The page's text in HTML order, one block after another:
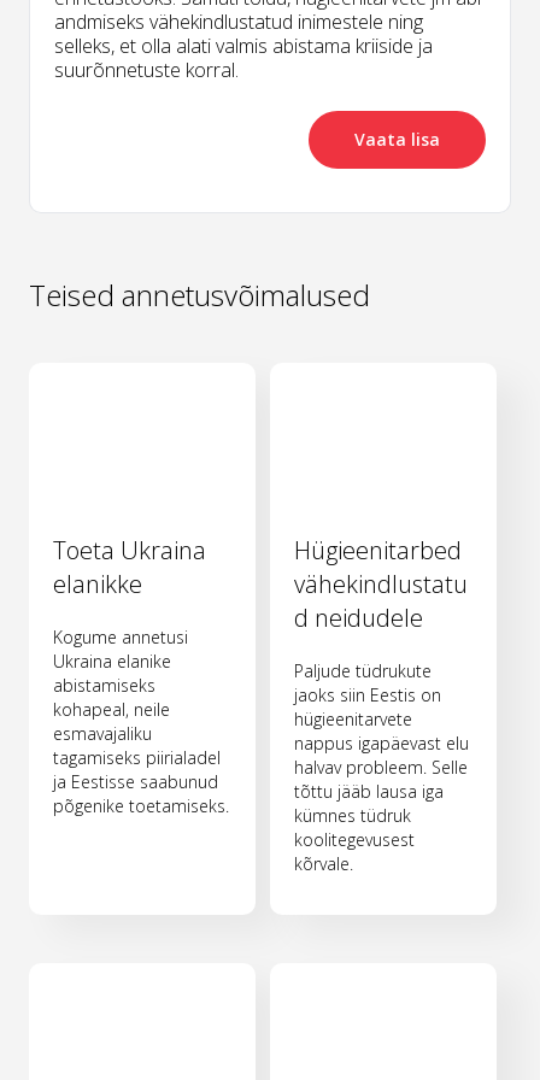
andmiseks vähekindlustatud inimestele ning
selleks, et olla alati valmis abistama kriiside ja
suurõnnetuste korral.
Vaata lisa
Teised annetusvõimalused
Toeta Ukraina
elanikke
Kogume annetusi
Ukraina elanike
abistamiseks
kohapeal, neile
esmavajaliku
tagamiseks piirialadel
ja Eestisse saabunud
põgenike toetamiseks.
Hügieenitarbed
vähekindlustatu
d neidudele
Paljude tüdrukute
jaoks siin Eestis on
hügieenitarvete
nappus igapäevast elu
halvav probleem. Selle
tõttu jääb lausa iga
kümnes tüdruk
koolitegevusest
kõrvale.